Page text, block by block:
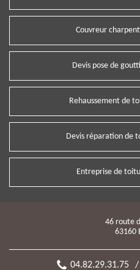
Couvreur
Devis pose de
Rehaussement de
Devis réparation de
Entreprise de
46 route
63160
04.82.29.31.75 /